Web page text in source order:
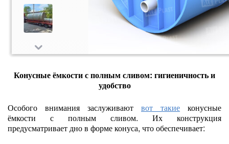
Конусные ёмкости с полным сливом: гигиеничность и
удобство
Особого внимания заслуживают вот такие конусные
ёмкости с полным сливом. Их конструкция
предусматривает дно в форме конуса, что обеспечивает: